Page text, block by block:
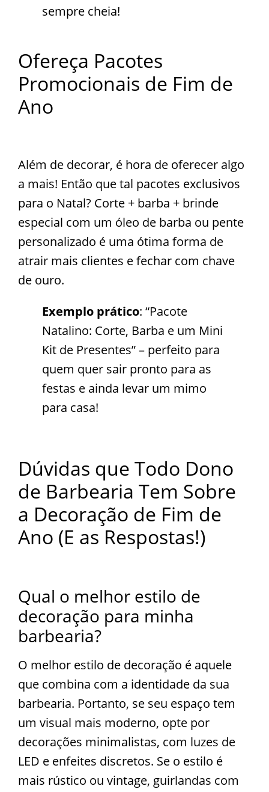
sempre cheia!
Ofereça Pacotes
Promocionais de Fim de
Ano
Além de decorar, é hora de oferecer algo
a mais! Então que tal pacotes exclusivos
para o Natal? Corte + barba + brinde
especial com um óleo de barba ou pente
personalizado é uma ótima forma de
atrair mais clientes e fechar com chave
de ouro.
Exemplo prático: “Pacote
Natalino: Corte, Barba e um Mini
Kit de Presentes” – perfeito para
quem quer sair pronto para as
festas e ainda levar um mimo
para casa!
Dúvidas que Todo Dono
de Barbearia Tem Sobre
a Decoração de Fim de
Ano (E as Respostas!)
Qual o melhor estilo de
decoração para minha
barbearia?
O melhor estilo de decoração é aquele
que combina com a identidade da sua
barbearia. Portanto, se seu espaço tem
um visual mais moderno, opte por
decorações minimalistas, com luzes de
LED e enfeites discretos. Se o estilo é
mais rústico ou vintage, guirlandas com